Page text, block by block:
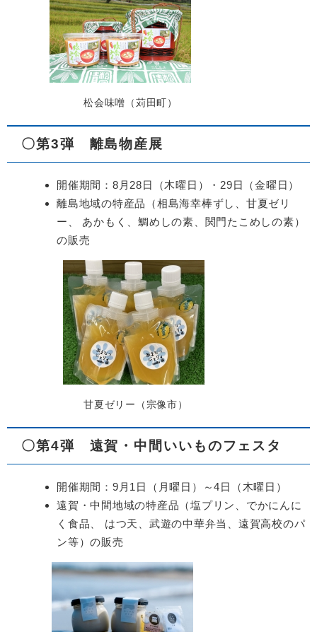
松会味噌（苅田町）
〇第3弾 離島物産展
開催期間：8月28日（木曜日）・29日（金曜日）
離島地域の特産品（相島海幸棒ずし、甘夏ゼリ
ー、 あかもく、鯛めしの素、関門たこめしの素）
の販売
甘夏ゼリー（宗像市）
〇第4弾 遠賀・中間いいものフェスタ
開催期間：9月1日（月曜日）～4日（木曜日）
遠賀・中間地域の特産品（塩プリン、でかにんに
く食品、 はつ天、武遊の中華弁当、遠賀高校のパ
ン等）の販売